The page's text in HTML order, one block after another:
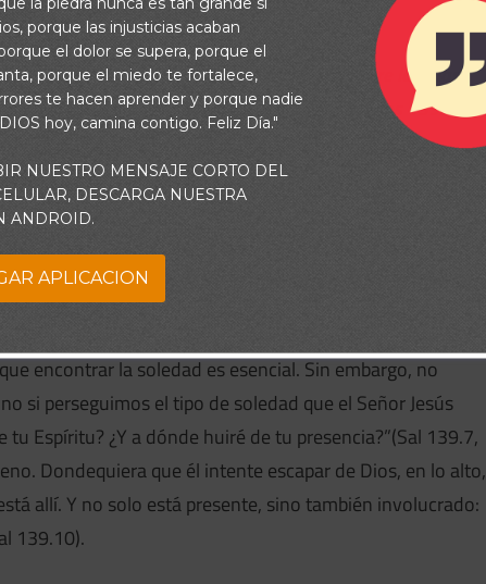
mi estrado, he aquí, allí tú estás. Si tomare las alas
guiará tu mano, Y me asirá tu diestra. Salmos 139:8-10
incluso a sus discípulos atrás. Podríamos
se renovaba después de la intensidad del ministerio.
estar solo, sino encontrar un espacio para encontrarse y
la verdadera oferta de la soledad: un silencio que nos
encontrar la soledad es esencial. Sin embargo, no
si perseguimos el tipo de soledad que el Señor Jesús
Espíritu? ¿Y a dónde huiré de tu presencia?”(Sal 139.7,
Dondequiera que él intente escapar de Dios, en lo alto,
allí. Y no solo está presente, sino también involucrado:
139.10).
porque las injusticias acaban
el dolor se supera, porque el
porque el miedo te fortalece,
te hacen aprender y porque nadie
hoy, camina contigo. Feliz Día."
NUESTRO MENSAJE CORTO DEL
DESCARGA NUESTRA
ANDROID.
APLICACION